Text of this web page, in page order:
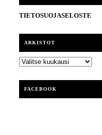
TIETOSUOJASELOSTE
ARKISTOT
ARKISTOT
FACEBOOK